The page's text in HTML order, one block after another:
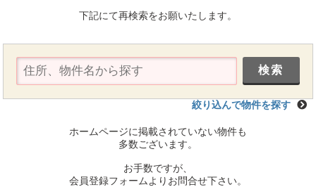
下記にて再検索をお願いたします。
絞り込んで物件を探す
ホームページに掲載されていない物件も
多数ございます。
お手数ですが、
会員登録フォームよりお問合せ下さい。